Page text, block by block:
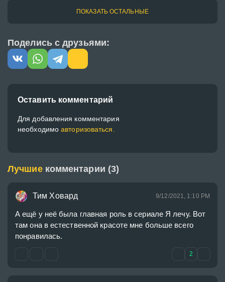
ПОКАЗАТЬ ОСТАЛЬНЫЕ
Поделись с друзьями:
Оставить комментарий
Для добавления комментария
необходимоавторизоваться.
Лучшие комментарии (3)
Тим Ховард 9/12/2021, 1:10 PM
А ещё у неё была главная роль в сериале Я лечу. Вот
там она в естественной красоте мне больше всего
понравилась.
2